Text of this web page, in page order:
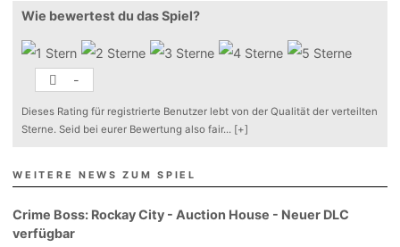
Wie bewertest du das Spiel?
-
Dieses Rating für registrierte Benutzer lebt von der Qualität der verteilten
Sterne. Seid bei eurer Bewertung also fair... [+]
WEITERE NEWS ZUM SPIEL
Crime Boss: Rockay City - Auction House - Neuer DLC
verfügbar